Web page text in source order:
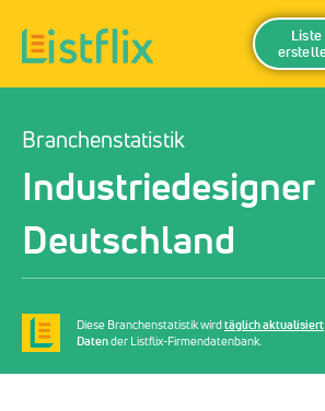
Liste
Branchenstatistik
Industriedesigner
Deutschland
Diese Branchenstatistik wirdtäglich aktualisiert
Datender Listflix-Firmendatenbank.